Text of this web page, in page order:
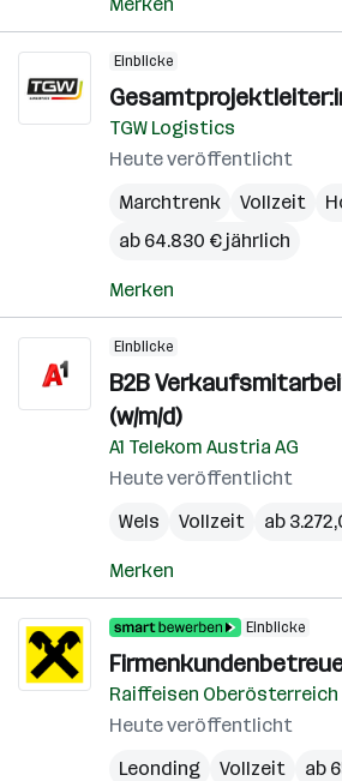
Einblicke
TGW Logistics
Heute veröffentlicht
Marchtrenk
Vollzeit
ab 64.830 € jährlich
Merken
Einblicke
B2B
(w/m/d)
A1 Telekom Austria AG
Heute veröffentlicht
Wels
Vollzeit ab
Merken
Einblicke
Raiffeisen Oberösterreich
Heute veröffentlicht
Leonding
Vollzeit ab